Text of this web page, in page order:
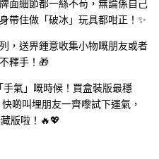
面細節都一絲不苟，無論係自己
帶住做「破冰」玩具都咁正！✨
，送畀鍾意收集小物嘅朋友或者
釋手！🎁
手氣」嘅時候！買盒裝版最穩
啲叫埋朋友一齊嚟試下運氣，
版啦！🔥💖